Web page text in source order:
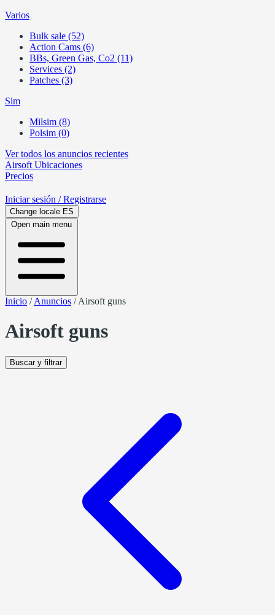
Varios
Bulk sale (52)
Action Cams (6)
BBs, Green Gas, Co2 (11)
Services (2)
Patches (3)
Sim
Milsim (8)
Polsim (0)
Ver todos los anuncios recientes
Airsoft Ubicaciones
Precios
Iniciar sesión / Registrarse
Change locale ES
Open main menu
Inicio /Anuncios /Airsoft guns
Airsoft guns
Buscar y filtrar